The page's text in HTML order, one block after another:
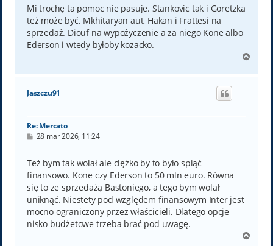
t
Mi trochę ta pomoc nie pasuje. Stankovic tak i Goretzka
też może być. Mkhitaryan aut, Hakan i Frattesi na
sprzedaż. Diouf na wypożyczenie a za niego Kone albo
Ederson i wtedy byłoby kozacko.
g
Jaszczu91
Re: Mercato
P
t
28 mar 2026, 11:24
Też bym tak wolał ale ciężko by to było spiąć
finansowo. Kone czy Ederson to 50 mln euro. Równa
się to ze sprzedażą Bastoniego, a tego bym wolał
uniknąć. Niestety pod względem finansowym Inter jest
mocno ograniczony przez właścicieli. Dlatego opcje
nisko budżetowe trzeba brać pod uwagę.